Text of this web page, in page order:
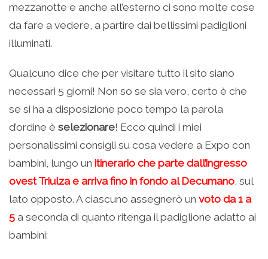
mezzanotte e anche all’esterno ci sono molte cose
da fare a vedere, a partire dai bellissimi padiglioni
illuminati.
Qualcuno dice che per visitare tutto il sito siano
necessari 5 giorni! Non so se sia vero, certo è che
se si ha a disposizione poco tempo la parola
d’ordine è selezionare! Ecco quindi i miei
personalissimi consigli su cosa vedere a Expo con
bambini, lungo un itinerario che parte dall’ingresso
ovest Triulza e arriva fino in fondo al Decumano , sul
lato opposto. A ciascuno assegnerò un voto da 1 a
5 a seconda di quanto ritenga il padiglione adatto ai
bambini: